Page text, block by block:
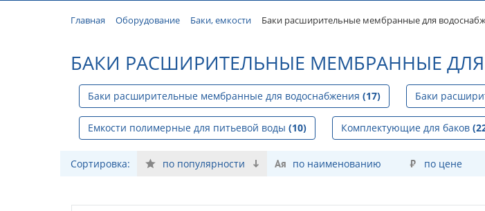
Главная Оборудование Баки, емкости Баки расширительные мембранные для
БАКИ РАСШИРИТЕЛЬНЫЕ МЕМБРАННЫЕ
Баки расширительные мембранные для водоснабжения (17) Баки
Емкости полимерные для питьевой воды (10) Комплектующие для баков
Сортировка: по популярности по наименованию по цене